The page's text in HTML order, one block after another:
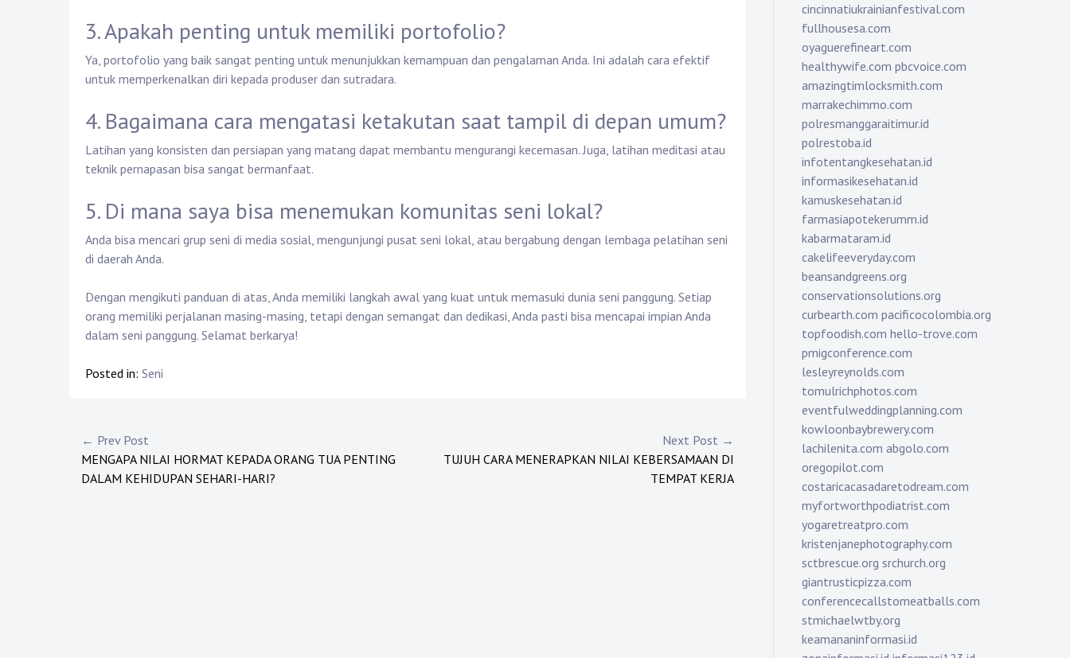
3. Apakah penting untuk memiliki portofolio?
Ya, portofolio yang baik sangat penting untuk menunjukkan kemampuan dan pengalaman Anda. Ini adalah cara efektif
untuk memperkenalkan diri kepada produser dan sutradara.
4. Bagaimana cara mengatasi ketakutan saat tampil di depan umum?
Latihan yang konsisten dan persiapan yang matang dapat membantu mengurangi kecemasan. Juga, latihan meditasi atau
teknik pernapasan bisa sangat bermanfaat.
5. Di mana saya bisa menemukan komunitas seni lokal?
Anda bisa mencari grup seni di media sosial, mengunjungi pusat seni lokal, atau bergabung dengan lembaga pelatihan seni
di daerah Anda.
Dengan mengikuti panduan di atas, Anda memiliki langkah awal yang kuat untuk memasuki dunia seni panggung. Setiap
orang memiliki perjalanan masing-masing, tetapi dengan semangat dan dedikasi, Anda pasti bisa mencapai impian Anda
dalam seni panggung. Selamat berkarya!
Posted in: Seni
Post
navigation
← Prev Post
MENGAPA NILAI HORMAT KEPADA ORANG TUA PENTING
DALAM KEHIDUPAN SEHARI-HARI?
Next Post →
TUJUH CARA MENERAPKAN NILAI KEBERSAMAAN DI
TEMPAT KERJA
cincinnatiukrainianfestival.com
fullhousesa.com
oyaguerefineart.com
healthywife.com pbcvoice.com
amazingtimlocksmith.com
marrakechimmo.com
polresmanggaraitimur.id
polrestoba.id
infotentangkesehatan.id
informasikesehatan.id
kamuskesehatan.id
farmasiapotekerumm.id
kabarmataram.id
cakelifeeveryday.com
beansandgreens.org
conservationsolutions.org
curbearth.com pacificocolombia.org
topfoodish.com hello-trove.com
pmigconference.com
lesleyreynolds.com
tomulrichphotos.com
eventfulweddingplanning.com
kowloonbaybrewery.com
lachilenita.com abgolo.com
oregopilot.com
costaricacasadaretodream.com
myfortworthpodiatrist.com
yogaretreatpro.com
kristenjanephotography.com
sctbrescue.org srchurch.org
giantrusticpizza.com
conferencecallstomeatballs.com
stmichaelwtby.org
keamananinformasi.id